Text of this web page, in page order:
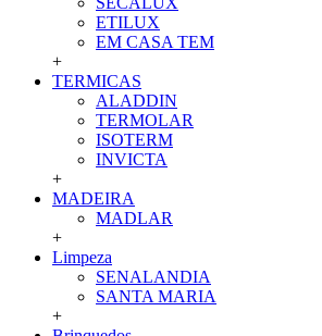
ETILUX
EM CASA TEM
+
TERMICAS
ALADDIN
TERMOLAR
ISOTERM
INVICTA
+
MADEIRA
MADLAR
+
Limpeza
SENALANDIA
SANTA MARIA
+